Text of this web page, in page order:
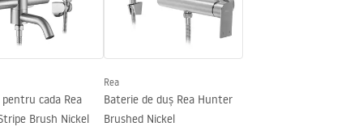
_5.pdf
cada Rea
Brush Nickel
Rea
Baterie de duș Rea Hunter
Brushed Nickel